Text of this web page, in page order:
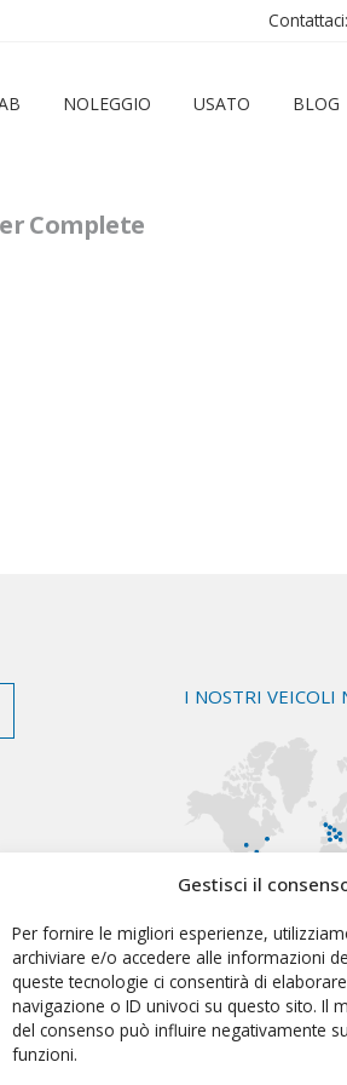
Gestisci il
Per fornire le migliori esperienze,
archiviare e/o accedere alle informazioni
queste tecnologie ci consentirà di
navigazione o ID univoci su questo sito. Il
del consenso può influire negativamente
funzioni.
NOLEGGIO USATO BLOG
Complete
I NOSTRI VEICOLI